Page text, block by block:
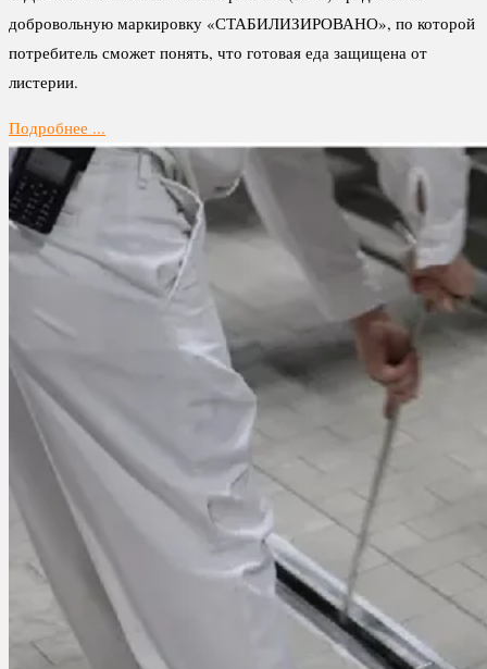
добровольную маркировку «СТАБИЛИЗИРОВАНО», по которой
потребитель сможет понять, что готовая еда защищена от
листерии.
Подробнее ...